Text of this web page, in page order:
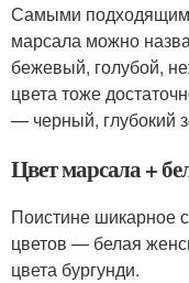
Самыми
марсала можно
бежевый, голубой,
цвета тоже
— черный, глубокий
Цвет марсала +
Поистине шикарное
цветов — белая
цвета бургунди.